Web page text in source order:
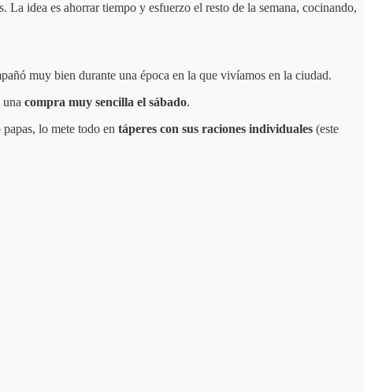
idea es ahorrar tiempo y esfuerzo el resto de la semana, cocinando,
muy bien durante una época en la que vivíamos en la ciudad.
una compra muy sencilla el sábado.
lo mete todo en táperes con sus raciones individuales (este